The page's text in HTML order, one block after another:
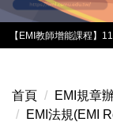
【EMI教師增能課程】
首頁
EMI規章
EMI法規(EMI